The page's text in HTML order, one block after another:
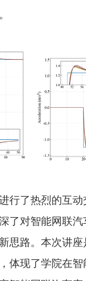
行了热烈的互
了对智能网联
思路。本次讲
体现了学院在